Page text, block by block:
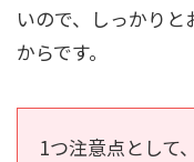
いので、しっかり
からです。
1つ注意点として